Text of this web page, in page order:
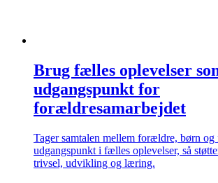
Brug fælles oplevelser
udgangspunkt for
forældresamarbejdet
Tager samtalen mellem forældre, børn og
udgangspunkt i fælles oplevelser, så
trivsel, udvikling og læring.